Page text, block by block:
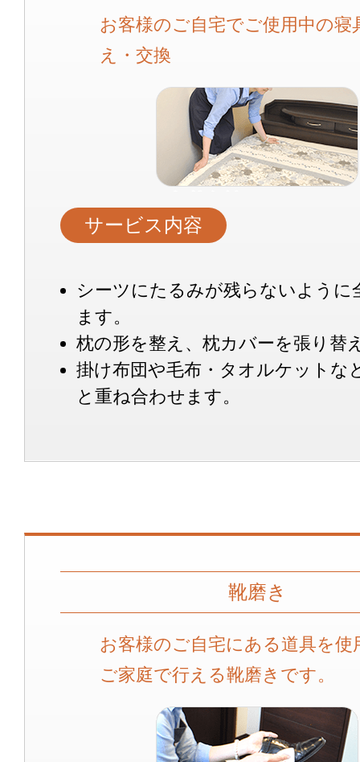
お客様のご自宅でご使用中の寝
え・交換
サービス内容
シーツにたるみが残らないように
ます。
枕の形を整え、枕カバーを張り替
掛け布団や毛布・タオルケットな
と重ね合わせます。
靴磨き
お客様のご自宅にある道具を使
ご家庭で行える靴磨きです。